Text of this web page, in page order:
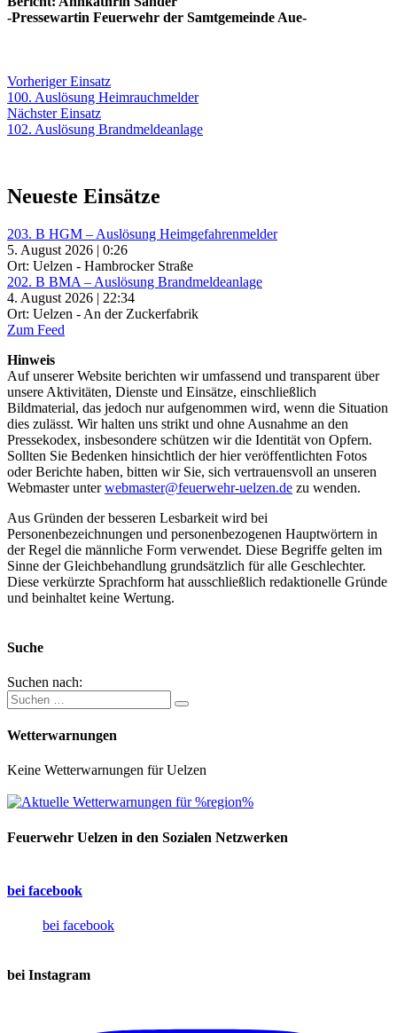
-Pressewartin Feuerwehr der Samtgemeinde Aue-
Beitragsnavigation
Vorheriger EinsatzVorheriger
Einsatz:
100. Auslösung Heimrauchmelder
Nächster EinsatzNächster
Einsatz:
102. Auslösung Brandmeldeanlage
Neueste Einsätze
203. B HGM – Auslösung Heimgefahrenmelder
5. August 2026 | 0:26
Ort: Uelzen - Hambrocker Straße
202. B BMA – Auslösung Brandmeldeanlage
4. August 2026 | 22:34
Ort: Uelzen - An der Zuckerfabrik
Zum Feed
Hinweis
Auf unserer Website berichten wir umfassend und transparent über
unsere Aktivitäten, Dienste und Einsätze, einschließlich
Bildmaterial, das jedoch nur aufgenommen wird, wenn die Situation
dies zulässt. Wir halten uns strikt und ohne Ausnahme an den
Pressekodex, insbesondere schützen wir die Identität von Opfern.
Sollten Sie Bedenken hinsichtlich der hier veröffentlichten Fotos
oder Berichte haben, bitten wir Sie, sich vertrauensvoll an unseren
Webmaster unterwebmaster@feuerwehr-uelzen.de zu wenden.
Aus Gründen der besseren Lesbarkeit wird bei
Personenbezeichnungen und personenbezogenen Hauptwörtern in
der Regel die männliche Form verwendet. Diese Begriffe gelten im
Sinne der Gleichbehandlung grundsätzlich für alle Geschlechter.
Diese verkürzte Sprachform hat ausschließlich redaktionelle Gründe
und beinhaltet keine Wertung.
Suche
Suchen nach:
Wetterwarnungen
Keine Wetterwarnungen für Uelzen
Feuerwehr Uelzen in den Sozialen Netzwerken
bei facebook
bei facebook
bei Instagram